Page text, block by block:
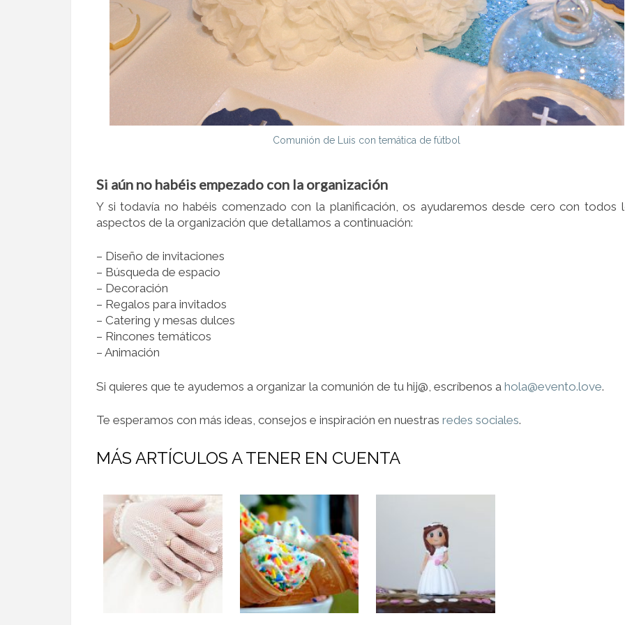
Comunión de Luis con temática de fútbol
Si aún no habéis empezado con la organización
Y si todavía no habéis comenzado con la planificación, os ayudaremos desde cero con todos
aspectos de la organización que detallamos a continuación:
– Diseño de invitaciones
– Búsqueda de espacio
– Decoración
– Regalos para invitados
– Catering y mesas dulces
– Rincones temáticos
– Animación
Si quieres que te ayudemos a organizar la comunión de tu hij@, escríbenos a hola@evento.love.
Te esperamos con más ideas, consejos e inspiración en nuestras redes sociales.
MÁS ARTÍCULOS A TENER EN CUENTA